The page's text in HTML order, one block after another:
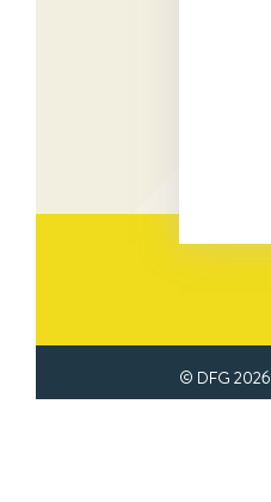
© DFG 2026